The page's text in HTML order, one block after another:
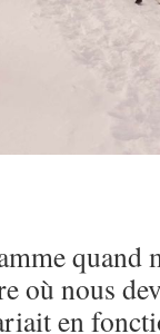
quand
où nous
en